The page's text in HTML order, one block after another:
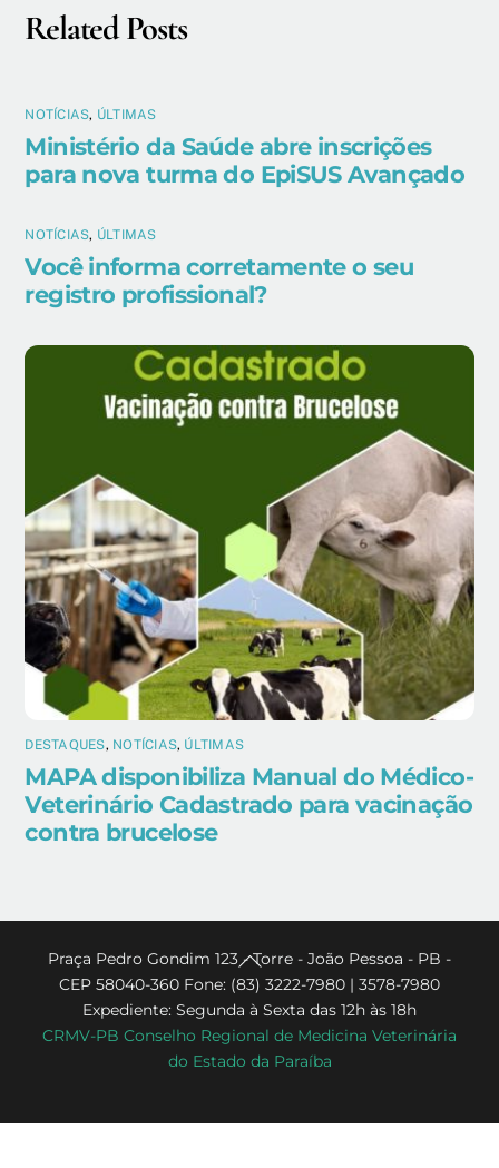
Related Posts
NOTÍCIAS, ÚLTIMAS
Ministério da Saúde abre inscrições
para nova turma do EpiSUS Avançado
NOTÍCIAS, ÚLTIMAS
Você informa corretamente o seu
registro profissional?
DESTAQUES, NOTÍCIAS, ÚLTIMAS
MAPA disponibiliza Manual do Médico-
Veterinário Cadastrado para vacinação
contra brucelose
Back
To
Top
Praça Pedro Gondim 123 - Torre - João Pessoa - PB -
CEP 58040-360 Fone: (83) 3222-7980 | 3578-7980
Expediente: Segunda à Sexta das 12h às 18h
CRMV-PB Conselho Regional de Medicina Veterinária
do Estado da Paraíba